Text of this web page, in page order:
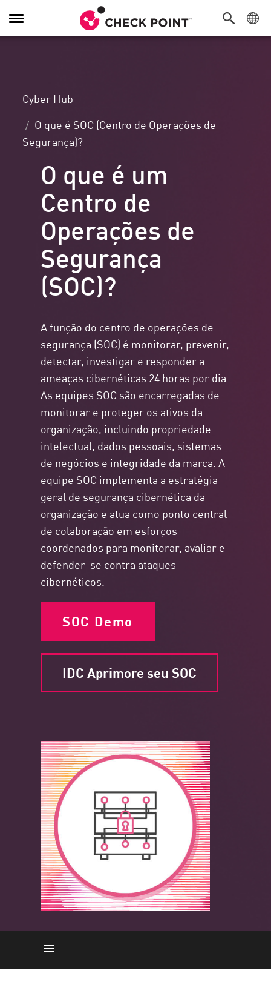
Alternar
navegação
Cyber Hub
O que é SOC (Centro de Operações de
Segurança)?
O que é um
Centro de
Operações de
Segurança
(SOC)?
A função do centro de operações de
segurança (SOC) é monitorar, prevenir,
detectar, investigar e responder a
ameaças cibernéticas 24 horas por dia.
As equipes SOC são encarregadas de
monitorar e proteger os ativos da
organização, incluindo propriedade
intelectual, dados pessoais, sistemas
de negócios e integridade da marca. A
equipe SOC implementa a estratégia
geral de segurança cibernética da
organização e atua como ponto central
de colaboração em esforços
coordenados para monitorar, avaliar e
defender-se contra ataques
cibernéticos.
SOC Demo
IDC Aprimore seu SOC